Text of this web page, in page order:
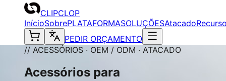
CLIPCLOP
InícioSobrePLATAFORMASOLUÇÕESAtacado
PEDIR ORÇAMENTO
// ACESSÓRIOS · OEM / ODM · ATACADO
Acessórios para